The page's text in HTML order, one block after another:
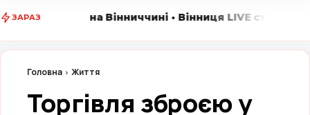
ЗАРАЗ • Вінниця LIVE стежить за головними
Головна Життя
Торгівля зброєю у